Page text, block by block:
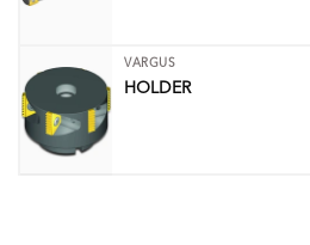
VARGUS
HOLDER